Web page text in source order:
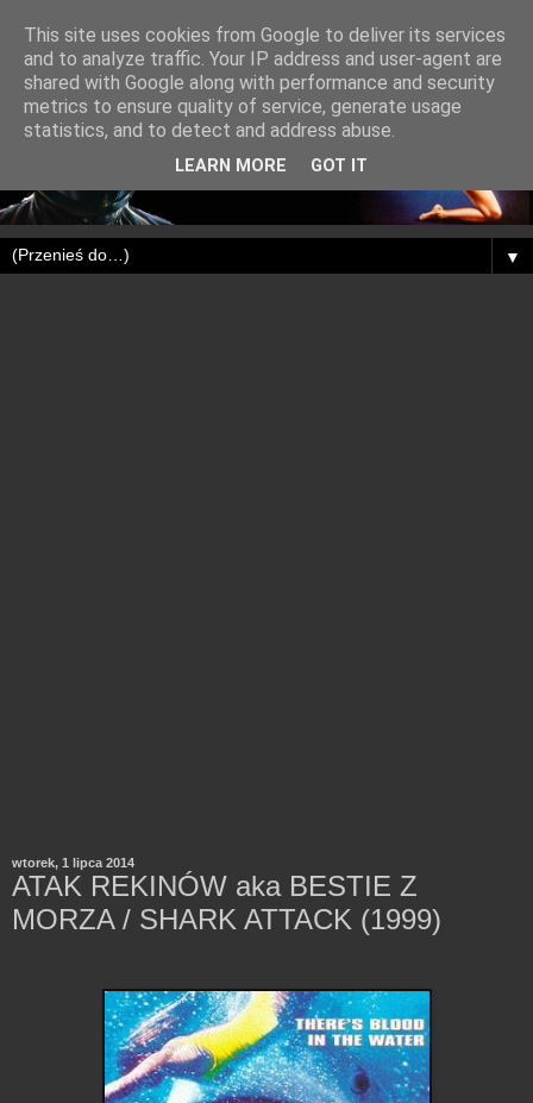
▼
wtorek, 1 lipca 2014
ATAK REKINÓW aka BESTIE Z
MORZA / SHARK ATTACK (1999)
This site uses cookies from Google to deliver its services
and to analyze traffic. Your IP address and user-agent are
shared with Google along with performance and security
metrics to ensure quality of service, generate usage
statistics, and to detect and address abuse.
LEARN MORE GOT IT